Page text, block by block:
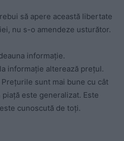
să apere această libertate
nu s-o amendeze usturător.
informație.
informație alterează prețul.
sunt mai bune cu cât
este generalizat. Este
cunoscută de toți.